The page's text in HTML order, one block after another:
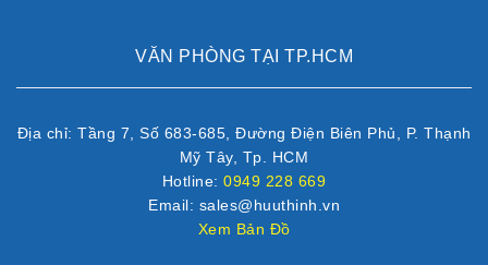
VĂN PHÒNG TẠI TP.HCM
Địa chỉ: Tầng 7, Số 683-685, Đường Điện Biên Phủ, P. Thạnh
Mỹ Tây, Tp. HCM
Hotline:0949 228 669
Email: sales@huuthinh.vn
Xem Bản Đồ